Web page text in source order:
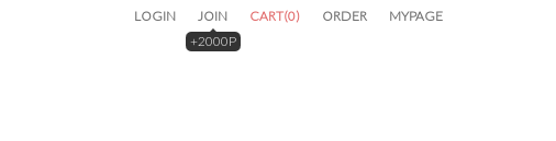
LOGIN
JOIN
+2000P
CART(0) ORDER MYPAGE